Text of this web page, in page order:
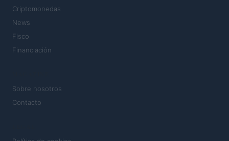
Criptomonedas
News
Fisco
Financiación
Sobre nosotros
Contacto